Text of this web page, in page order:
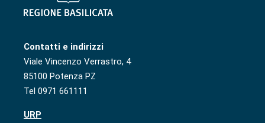
Contatti e indirizzi
Viale Vincenzo Verrastro, 4
85100 Potenza PZ
Tel 0971 661111
URP